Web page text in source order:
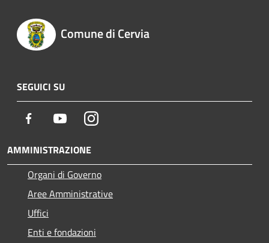
Comune di Cervia
SEGUICI SU
Facebook YoutubeInstagram
AMMINISTRAZIONE
Organi di Governo
Aree Amministrative
Uffici
Enti e fondazioni